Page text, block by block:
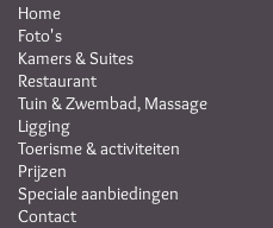
Home
Foto's
Kamers & Suites
Restaurant
Tuin & Zwembad, Massage
Ligging
Toerisme & activiteiten
Prijzen
Speciale aanbiedingen
Contact